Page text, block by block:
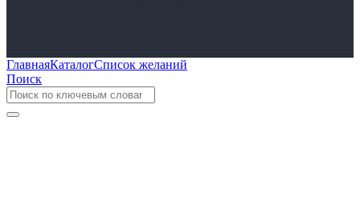
ГлавнаяКаталогСписок желаний
Поиск